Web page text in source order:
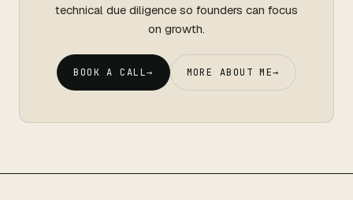
technical due diligence so founders can focus
on growth.
BOOK A CALL→ MORE ABOUT ME→